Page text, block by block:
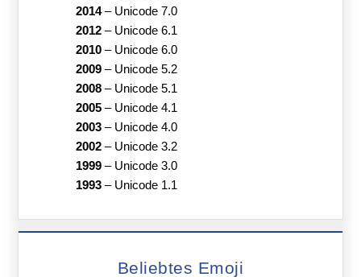
2014– Unicode 7.0
2012– Unicode 6.1
2010– Unicode 6.0
2009– Unicode 5.2
2008– Unicode 5.1
2005– Unicode 4.1
2003– Unicode 4.0
2002– Unicode 3.2
1999– Unicode 3.0
1993– Unicode 1.1
Beliebtes Emoji